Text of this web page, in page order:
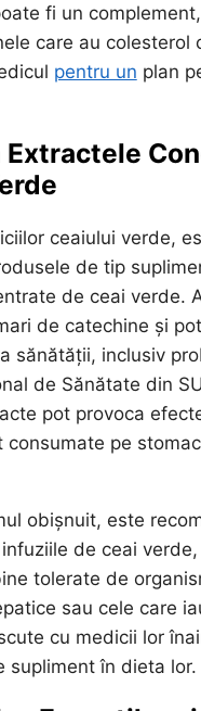
fi un
care au colesterol
pentru un plan
ceaiului verde,
de tip
de ceai verde.
de catechine și
sănătății, inclusiv
de Sănătate din
pot provoca
consumate pe
obișnuit, este
de ceai
tolerate de
sau cele care
cu medicii lor
supliment în dieta lor.